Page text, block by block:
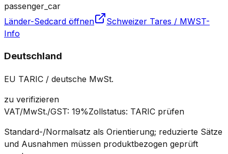
passenger_car
Länder-Sedcard öffnen
Schweizer Tares / MWST-
Info
Deutschland
EU TARIC / deutsche MwSt.
zu verifizieren
VAT/MwSt./GST: 19%Zollstatus: TARIC prüfen
Standard-/Normalsatz als Orientierung; reduzierte Sätze
und Ausnahmen müssen produktbezogen geprüft